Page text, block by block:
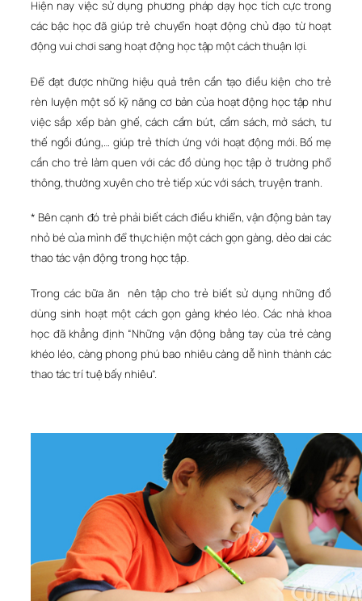
Hiện nay việc sử dụng phương pháp dạy học tích cực trong
các bậc học đã giúp trẻ chuyển hoạt động chủ đạo từ hoạt
động vui chơi sang hoạt động học tập một cách thuận lợi.
Để đạt được những hiệu quả trên cần tạo điều kiện cho trẻ
rèn luyện một số kỹ năng cơ bản của hoạt động học tập như
việc sắp xếp bàn ghế, cách cầm bút, cầm sách, mở sách, tư
thế ngồi đúng,… giúp trẻ thích ứng với hoạt động mới. Bố mẹ
cần cho trẻ làm quen với các đồ dùng học tập ở trường phổ
thông, thường xuyên cho trẻ tiếp xúc với sách, truyện tranh.
* Bên cạnh đó trẻ phải biết cách điều khiển, vận động bàn tay
nhỏ bé của mình để thực hiện một cách gọn gàng, dẻo dai các
thao tác vận động trong học tập.
Trong các bữa ăn nên tập cho trẻ biết sử dụng những đồ
dùng sinh hoạt một cách gọn gàng khéo léo. Các nhà khoa
học đã khẳng định “Những vận động bằng tay của trẻ càng
khéo léo, càng phong phú bao nhiêu càng dễ hình thành các
thao tác trí tuệ bấy nhiêu”.